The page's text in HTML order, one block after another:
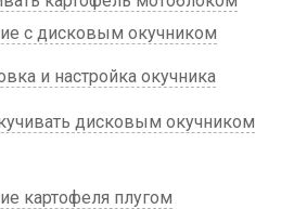
с дисковым окучником
и настройка окучника
дисковым окучником
картофеля плугом